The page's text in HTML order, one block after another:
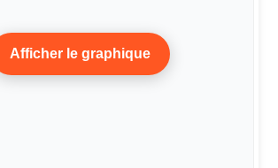
Afficher le graphique